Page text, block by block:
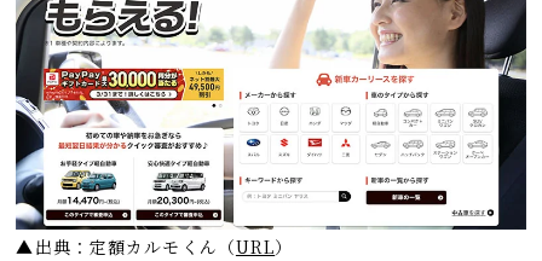
▲出典：定額カルモくん （URL）